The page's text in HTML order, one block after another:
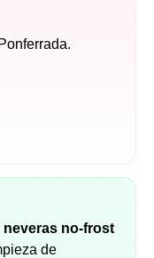
neveras no-frost
de